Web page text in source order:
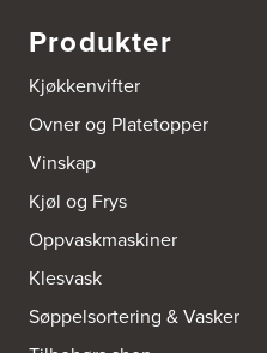
Nesjane 7, Vikeså
Tel.:51-454050
Bjerks Trevarefabrikk AS
Torkel Haabeths Vei 47
4325 Sandnes
Tel.:51609590
Nordahl Griegsgt 8
8624 Mo I Rana
Produkter
Kjøkkenvifter
Ovner og Platetopper
Vinskap
Kjøl og Frys
Oppvaskmaskiner
Klesvask
Søppelsortering & Vasker